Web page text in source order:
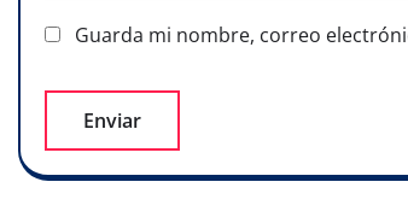
Guarda mi nombre, correo